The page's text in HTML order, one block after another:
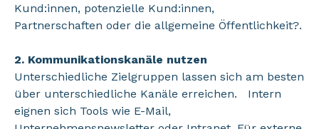
Kund:innen, potenzielle Kund:innen,
Partnerschaften oder die allgemeine Öffentlichkeit?.
2. Kommunikationskanäle nutzen
Unterschiedliche Zielgruppen lassen sich am besten
über unterschiedliche Kanäle erreichen. Intern
eignen sich Tools wie E-Mail,